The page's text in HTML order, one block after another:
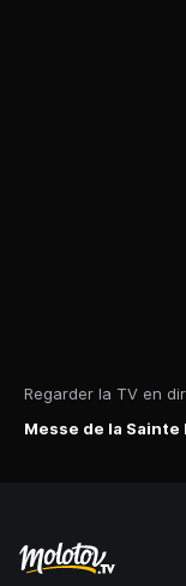
Regarder la TV en
Messe de la Sainte